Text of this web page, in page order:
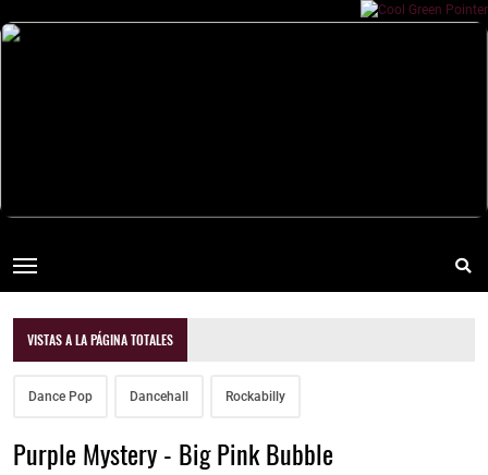
VISTAS A LA PÁGINA TOTALES
Dance Pop Dancehall Rockabilly
Purple Mystery - Big Pink Bubble